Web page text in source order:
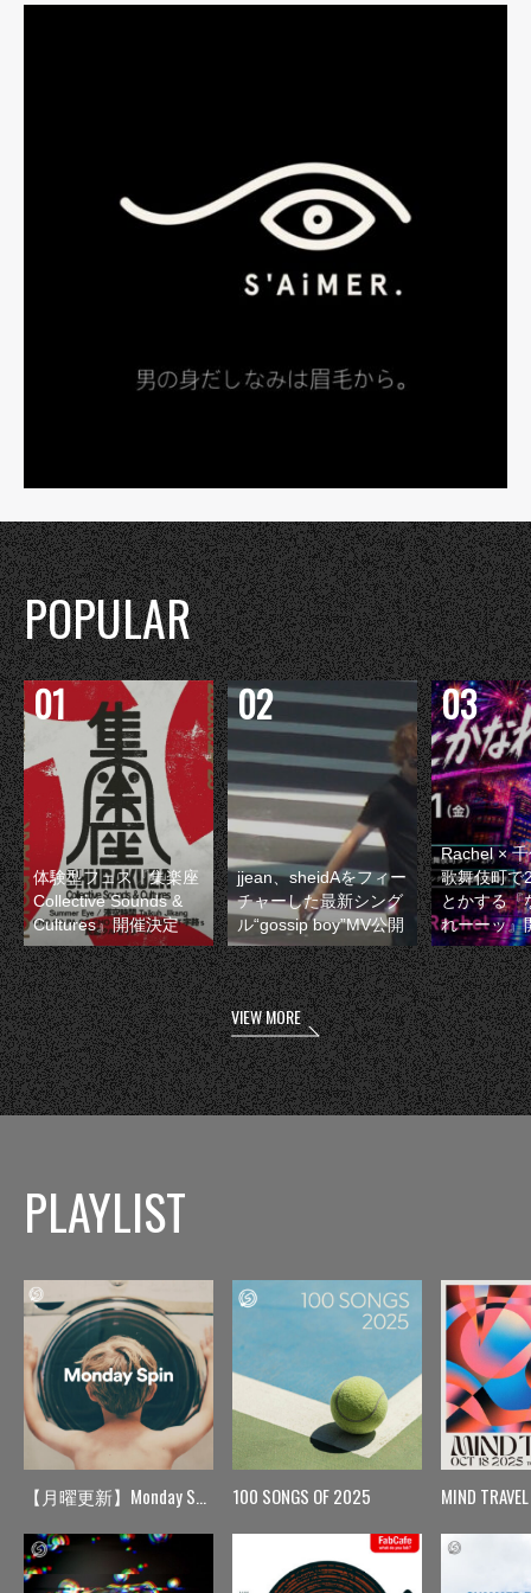
POPULAR
体験型フェス『集楽座
Collective Sounds &
Cultures』開催決定
jjean、sheidAをフィー
チャーした最新シング
ル“gossip boy”MV公開
Rachel ×
歌舞伎町で
とかする『
れーーッ』
VIEW MORE
PLAYLIST
【月曜更新】Monday Spin 100 SONGS OF 2025 MIND TRAVEL